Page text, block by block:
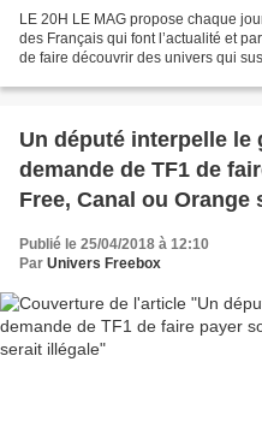
LE 20H LE MAG propose chaque
des Français qui font l’actualité et
de faire découvrir des univers qui
Un député interpelle le
demande de TF1 de
Free, Canal ou Orange
Publié le 25/04/2018 à 12:10
Par Univers Freebox